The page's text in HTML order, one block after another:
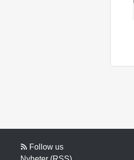
Follow us